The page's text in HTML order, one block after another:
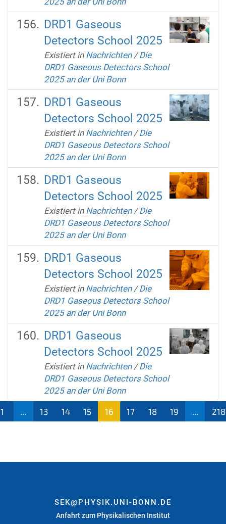
DRD1 Gaseous
Detectors School 2025
Existiert in Nachrichten /Die
DRD1 Gaseous Detectors School
2025 an der Uni Bonn
DRD1 Gaseous
Detectors School 2025
Existiert in Nachrichten /Die
DRD1 Gaseous Detectors School
2025 an der Uni Bonn
DRD1 Gaseous
Detectors School 2025
Existiert in Nachrichten /Die
DRD1 Gaseous Detectors School
2025 an der Uni Bonn
DRD1 Gaseous
Detectors School 2025
Existiert in Nachrichten /Die
DRD1 Gaseous Detectors School
2025 an der Uni Bonn
DRD1 Gaseous
Detectors School 2025
Existiert in Nachrichten /Die
DRD1 Gaseous Detectors School
2025 an der Uni Bonn
1 13 14 15
16
17 18 19 218
SEK@PHYSIK.UNI-BONN.DE
Anfahrt zum Physikalischen Institut